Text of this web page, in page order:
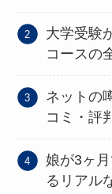
大学受験
コースの
ネットの
コミ・評
娘が3ヶ
るリアル